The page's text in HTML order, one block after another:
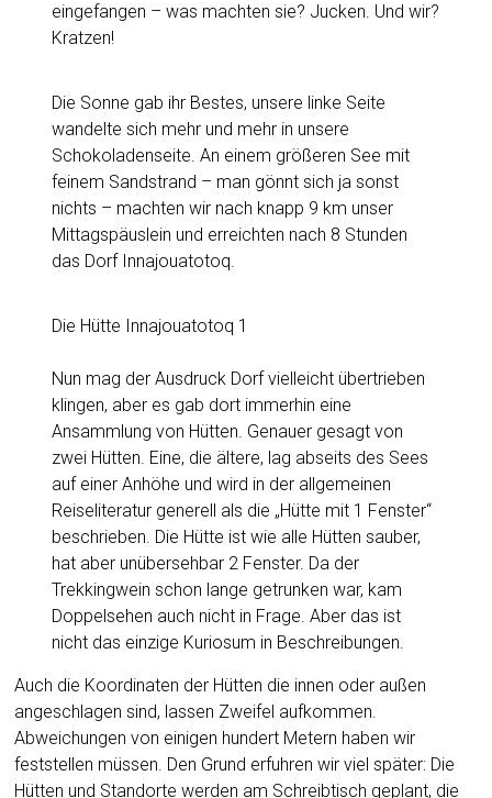
eingefangen – was machten sie? Jucken. Und wir?
Kratzen!
Die Sonne gab ihr Bestes, unsere linke Seite
wandelte sich mehr und mehr in unsere
Schokoladenseite. An einem größeren See mit
feinem Sandstrand – man gönnt sich ja sonst
nichts – machten wir nach knapp 9 km unser
Mittagspäuslein und erreichten nach 8 Stunden
das Dorf Innajouatotoq.
Die Hütte Innajouatotoq 1
Nun mag der Ausdruck Dorf vielleicht übertrieben
klingen, aber es gab dort immerhin eine
Ansammlung von Hütten. Genauer gesagt von
zwei Hütten. Eine, die ältere, lag abseits des Sees
auf einer Anhöhe und wird in der allgemeinen
Reiseliteratur generell als die „Hütte mit 1 Fenster“
beschrieben. Die Hütte ist wie alle Hütten sauber,
hat aber unübersehbar 2 Fenster. Da der
Trekkingwein schon lange getrunken war, kam
Doppelsehen auch nicht in Frage. Aber das ist
nicht das einzige Kuriosum in Beschreibungen.
Auch die Koordinaten der Hütten die innen oder außen
angeschlagen sind, lassen Zweifel aufkommen.
Abweichungen von einigen hundert Metern haben wir
feststellen müssen. Den Grund erfuhren wir viel später: Die
Hütten und Standorte werden am Schreibtisch geplant, die